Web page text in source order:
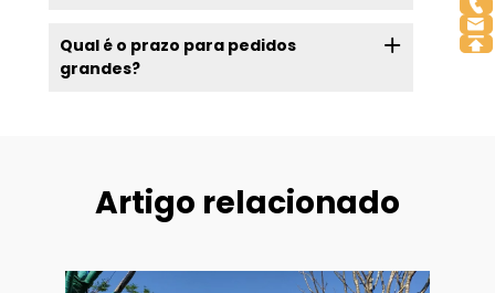
Qual é o prazo para pedidos
grandes?
Artigo relacionado